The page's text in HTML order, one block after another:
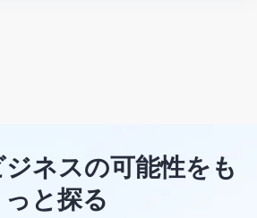
ネスの可能性をも
っと探る